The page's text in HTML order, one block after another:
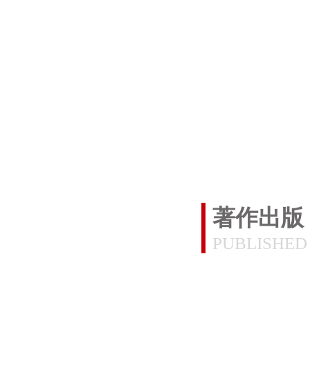
著作出版